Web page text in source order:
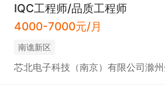
IQC工程师/品质工程师
4000-7000元/月
南谯新区
芯北电子科技（南京）有限公司滁州